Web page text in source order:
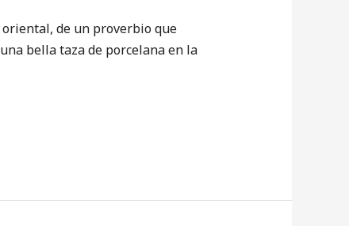
oriental, de un proverbio que
bella taza de porcelana en la